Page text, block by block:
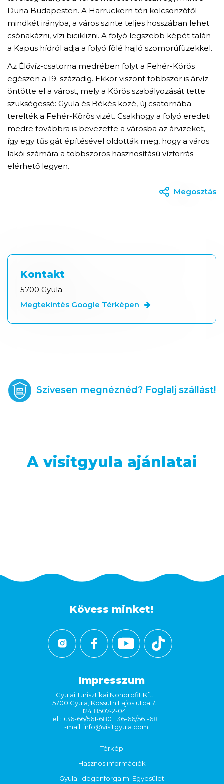
Duna Budapesten. A Harruckern téri kölcsönzőtől
mindkét irányba, a város szinte teljes hosszában lehet
csónakázni, vízi biciklizni. A folyó legszebb képét talán
a Kapus hídról adja a folyó fölé hajló szomorúfüzekkel.
Az Élővíz-csatorna medrében folyt a Fehér-Körös
egészen a 19. századig. Ekkor viszont többször is árvíz
öntötte el a várost, mely a Körös szabályozását tette
szükségessé: Gyula és Békés közé, új csatornába
terelték a Fehér-Körös vizét. Csakhogy a folyó eredeti
medre továbbra is bevezette a városba az árvizeket,
így egy tűs gát építésével oldották meg, hogy a város
lakói számára a többszörös hasznosítású vízforrás
elérhető legyen.
Megosztás
Kontakt
5700 Gyula
Megtekintés Google Térképen
Szívesen megnéznéd? Foglalj szállást!
A visitgyula ajánlatai
Kövess minket!
Impresszum
Gyulai Turisztikai Nonprofit Kft.
5700 Gyula, Kossuth Lajos utca 7.
12418507-2-04
Tel.: +36-66/561-680 +36-66/561-681
E-mail: info@visitgyula.com
Térkép
Hasznos információk
Gyulai Idegenforgalmi Egyesület